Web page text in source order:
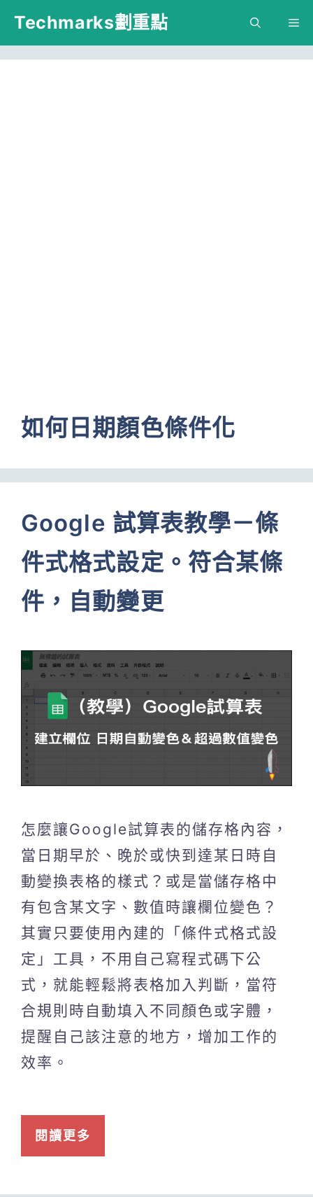
跳
主
Techmarks劃重點
如何日期顏色條件化
Google 試算表教學－條
件式格式設定。符合某條
件，自動變更
怎麼讓Google試算表的儲存格內容，
當日期早於、晚於或快到達某日時自
動變換表格的樣式？或是當儲存格中
有包含某文字、數值時讓欄位變色？
其實只要使用內建的「條件式格式設
定」工具，不用自己寫程式碼下公
式，就能輕鬆將表格加入判斷，當符
合規則時自動填入不同顏色或字體，
提醒自己該注意的地方，增加工作的
效率。
閱讀更多